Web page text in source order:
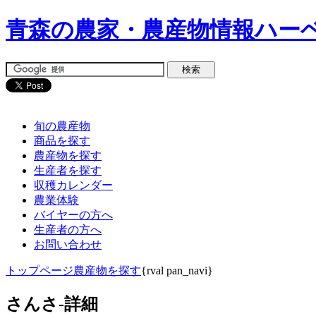
青森の農家・農産物情報ハー
旬の農産物
商品を探す
農産物を探す
生産者を探す
収穫カレンダー
農業体験
バイヤーの方へ
生産者の方へ
お問い合わせ
トップページ農産物を探す{rval pan_navi}
さんさ-詳細